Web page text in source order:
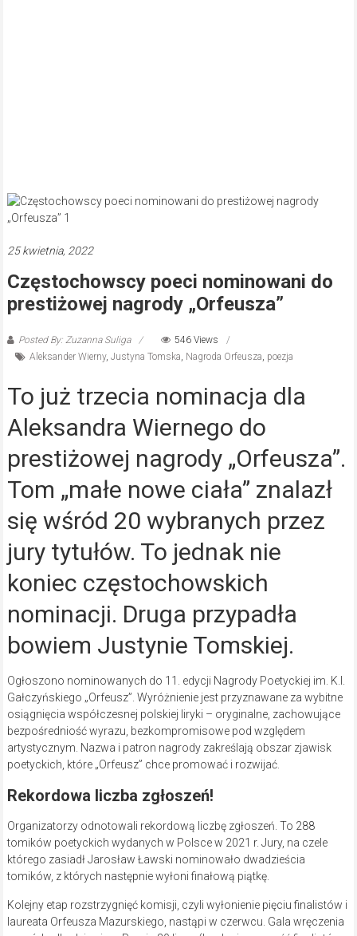
25 kwietnia, 2022
Częstochowscy poeci nominowani do
prestiżowej nagrody „Orfeusza”
Posted By: Zuzanna Suliga
546 Views
Aleksander Wierny, Justyna Tomska, Nagroda Orfeusza, poezja
To już trzecia nominacja dla
Aleksandra Wiernego do
prestiżowej nagrody „Orfeusza”.
Tom „małe nowe ciała” znalazł
się wśród 20 wybranych przez
jury tytułów. To jednak nie
koniec częstochowskich
nominacji. Druga przypadła
bowiem Justynie Tomskiej.
Ogłoszono nominowanych do 11. edycji Nagrody Poetyckiej im. K.I.
Gałczyńskiego „Orfeusz”. Wyróżnienie jest przyznawane za wybitne
osiągnięcia współczesnej polskiej liryki – oryginalne, zachowujące
bezpośredniość wyrazu, bezkompromisowe pod względem
artystycznym. Nazwa i patron nagrody zakreślają obszar zjawisk
poetyckich, które „Orfeusz” chce promować i rozwijać.
Rekordowa liczba zgłoszeń!
Organizatorzy odnotowali rekordową liczbę zgłoszeń. To 288
tomików poetyckich wydanych w Polsce w 2021 r. Jury, na czele
którego zasiadł Jarosław Ławski nominowało dwadzieścia
tomików, z których następnie wyłoni finałową piątkę.
Kolejny etap rozstrzygnięć komisji, czyli wyłonienie pięciu finalistów i
laureata Orfeusza Mazurskiego, nastąpi w czerwcu. Gala wręczenia